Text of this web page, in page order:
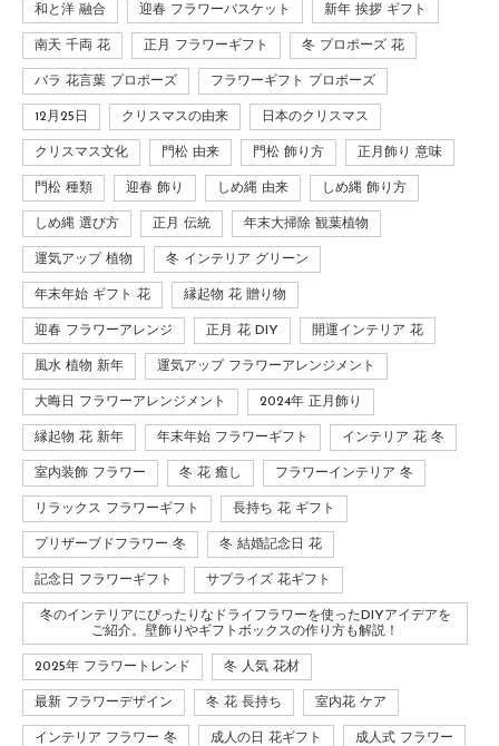
和と洋 融合 迎春 フラワーバスケット 新年 挨拶 ギフト
南天 千両 花 正月 フラワーギフト 冬 プロポーズ 花
バラ 花言葉 プロポーズ フラワーギフト プロポーズ
12月25日 クリスマスの由来 日本のクリスマス
クリスマス文化 門松 由来 門松 飾り方 正月飾り 意味
門松 種類 迎春 飾り しめ縄 由来 しめ縄 飾り方
しめ縄 選び方 正月 伝統 年末大掃除 観葉植物
運気アップ 植物 冬 インテリア グリーン
年末年始 ギフト 花 縁起物 花 贈り物
迎春 フラワーアレンジ 正月 花 DIY 開運インテリア 花
風水 植物 新年 運気アップ フラワーアレンジメント
大晦日 フラワーアレンジメント 2024年 正月飾り
縁起物 花 新年 年末年始 フラワーギフト インテリア 花 冬
室内装飾 フラワー 冬 花 癒し フラワーインテリア 冬
リラックス フラワーギフト 長持ち 花 ギフト
プリザーブドフラワー 冬 冬 結婚記念日 花
記念日 フラワーギフト サプライズ 花ギフト
冬のインテリアにぴったりなドライフラワーを使ったDIYアイデアを
ご紹介。壁飾りやギフトボックスの作り方も解説！
2025年 フラワートレンド 冬 人気 花材
最新 フラワーデザイン 冬 花 長持ち 室内花 ケア
インテリア フラワー 冬 成人の日 花ギフト 成人式 フラワー